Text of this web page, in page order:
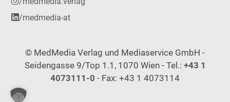
/medmedia-at
© MedMedia Verlag und Mediaservice GmbH -
Seidengasse 9/Top 1.1, 1070 Wien - Tel.: +43 1
4073111-0 - Fax: +43 1 4073114